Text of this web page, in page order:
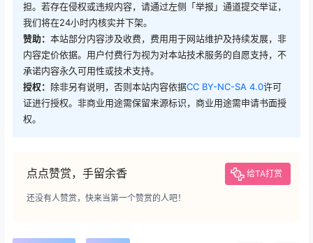
担。若存在侵权或违规内容，请通过左侧「举报」通道提交举证，
我们将在24小时内核实并下架。
赞助： 本站部分内容涉及收费，费用用于网站维护及持续发展，非
内容定价依据。用户付费行为视为对本站技术服务的自愿支持，不
承诺内容永久可用性或技术支持。
授权： 除非另有说明，否则本站内容依据CC BY-NC-SA 4.0许可
证进行授权。非商业用途需保留来源标识，商业用途需申请书面授
权。
点点赞赏，手留余香 给TA打赏
还没有人赞赏，快来当第一个赞赏的人吧！